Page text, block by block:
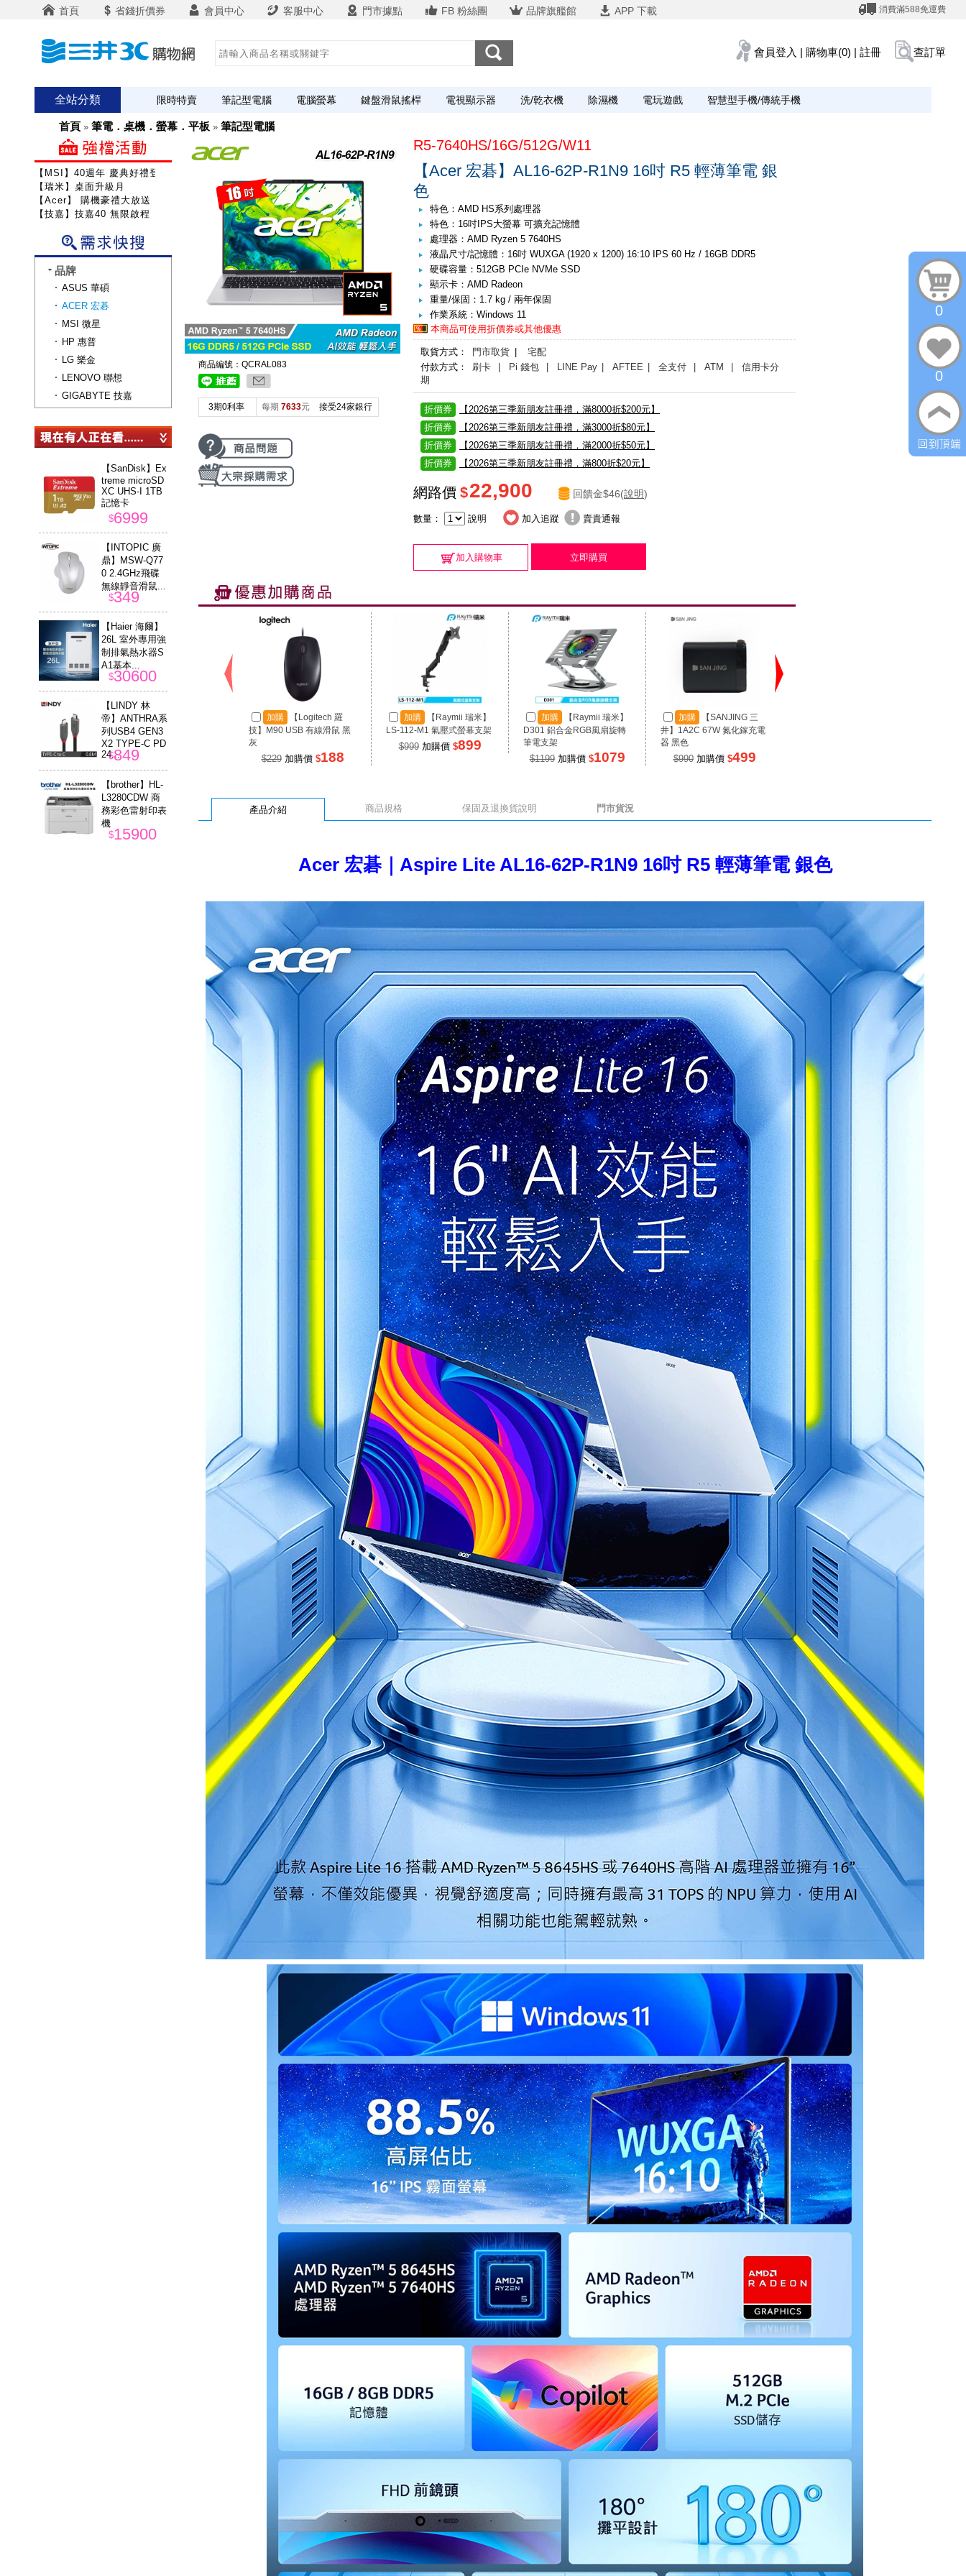
首頁 省錢折價券 會員中心 客服中心 門市據點 FB 粉絲團 品牌旗艦館 APP 下載 消費滿588免運費
會員登入 | 購物車(0) | 註冊 查訂單
全站分類 限時特賣 筆記型電腦 電腦螢幕 鍵盤滑鼠搖桿 電視顯示器 洗/乾衣機 除濕機 電玩遊戲 智慧型手機/傳統手機
首頁 » 筆電．桌機．螢幕．平板 » 筆記型電腦
商品編號：QCRAL083
3期0利率 每期 7633元 接受24家銀行
R5-7640HS/16G/512G/W11
【Acer 宏碁】AL16-62P-R1N9 16吋 R5 輕薄筆電 銀
色
特色：AMD HS系列處理器
特色：16吋IPS大螢幕 可擴充記憶體
處理器：AMD Ryzen 5 7640HS
液晶尺寸/記憶體：16吋 WUXGA (1920 x 1200) 16:10 IPS 60 Hz / 16GB DDR5
硬碟容量：512GB PCIe NVMe SSD
顯示卡：AMD Radeon
重量/保固：1.7 kg / 兩年保固
作業系統：Windows 11
本商品可使用折價券或其他優惠
取貨方式： 門市取貨
宅配
付款方式：
刷卡 | Pi 錢包 | LINE Pay | AFTEE | 全支付 | ATM
| 信用卡分
期
折價券
【2026第三季新朋友註冊禮，滿8000折$200元】
折價券
【2026第三季新朋友註冊禮，滿3000折$80元】
折價券
【2026第三季新朋友註冊禮，滿2000折$50元】
折價券
【2026第三季新朋友註冊禮，滿800折$20元】
網路價 $22,900 回饋金$46(說明)
數量： 說明 加入追蹤 賣貴通報
加入購物車 立即購買
加購
【Logitech 羅
技】M90 USB 有線滑鼠 黑
灰
$229加購價 $188
加購
【Raymii 瑞米】
LS-112-M1 氣壓式螢幕支架
$999加購價 $899
加購
【Raymii 瑞米】
D301 鋁合金RGB風扇旋轉
筆電支架
$1199加購價 $1079
加購
【SANJING 三
井】1A2C 67W 氮化鎵充電
器 黑色
$990加購價 $499
產品介紹 商品規格 保固及退換貨說明 門市貨況
Acer 宏碁｜Aspire Lite AL16-62P-R1N9 16吋 R5 輕薄筆電 銀色
【MSI】40週年 慶典好禮登錄送
【瑞米】桌面升級月
【Acer】 購機豪禮大放送
【技嘉】技嘉40 無限啟程
品牌
ASUS 華碩
ACER 宏碁
MSI 微星
HP 惠普
LG 樂金
LENOVO 聯想
GIGABYTE 技嘉
【SanDisk】Ex
treme microSD
XC UHS-I 1TB
記憶卡
$6999
【INTOPIC 廣
鼎】MSW-Q77
0 2.4GHz飛碟
無線靜音滑鼠...
$349
【Haier 海爾】
26L 室外專用強
制排氣熱水器S
A1基本...
$30600
【LINDY 林
帝】ANTHRA系
列USB4 GEN3
X2 TYPE-C PD
24...
$849
【brother】HL-
L3280CDW 商
務彩色雷射印表
機
$15900
0
0